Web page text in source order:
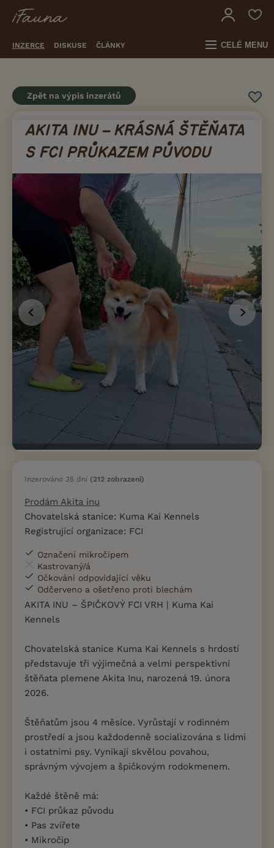
INZERCE DISKUSE ČLÁNKY CELÉ MENU
Zpět na výpis inzerátů
Inzerováno 35 dní (212 zobrazení)
Prodám Akita inu
Chovatelská stanice: Kuma Kai Kennels
Registrující organizace: FCI
Označení mikročipem
Kastrovaný/á
Očkování odpovídající věku
Odčerveno a ošetřeno proti blechám
AKITA INU – ŠPIČKOVÝ FCI VRH | Kuma Kai
Kennels
Chovatelská stanice Kuma Kai Kennels s hrdostí
představuje tři výjimečná a velmi perspektivní
štěňata plemene Akita Inu, narozená 19. února
2026.
Štěňatům jsou 4 měsíce. Vyrůstají v rodinném
prostředí a jsou každodenně socializována s lidmi
i ostatními psy. Vynikají skvělou povahou,
správným vývojem a špičkovým rodokmenem.
Každé štěně má:
• FCI průkaz původu
• Pas zvířete
• Mikročip
AKITA INU – KRÁSNÁ ŠTĚŇATA
S FCI PRŮKAZEM PŮVODU